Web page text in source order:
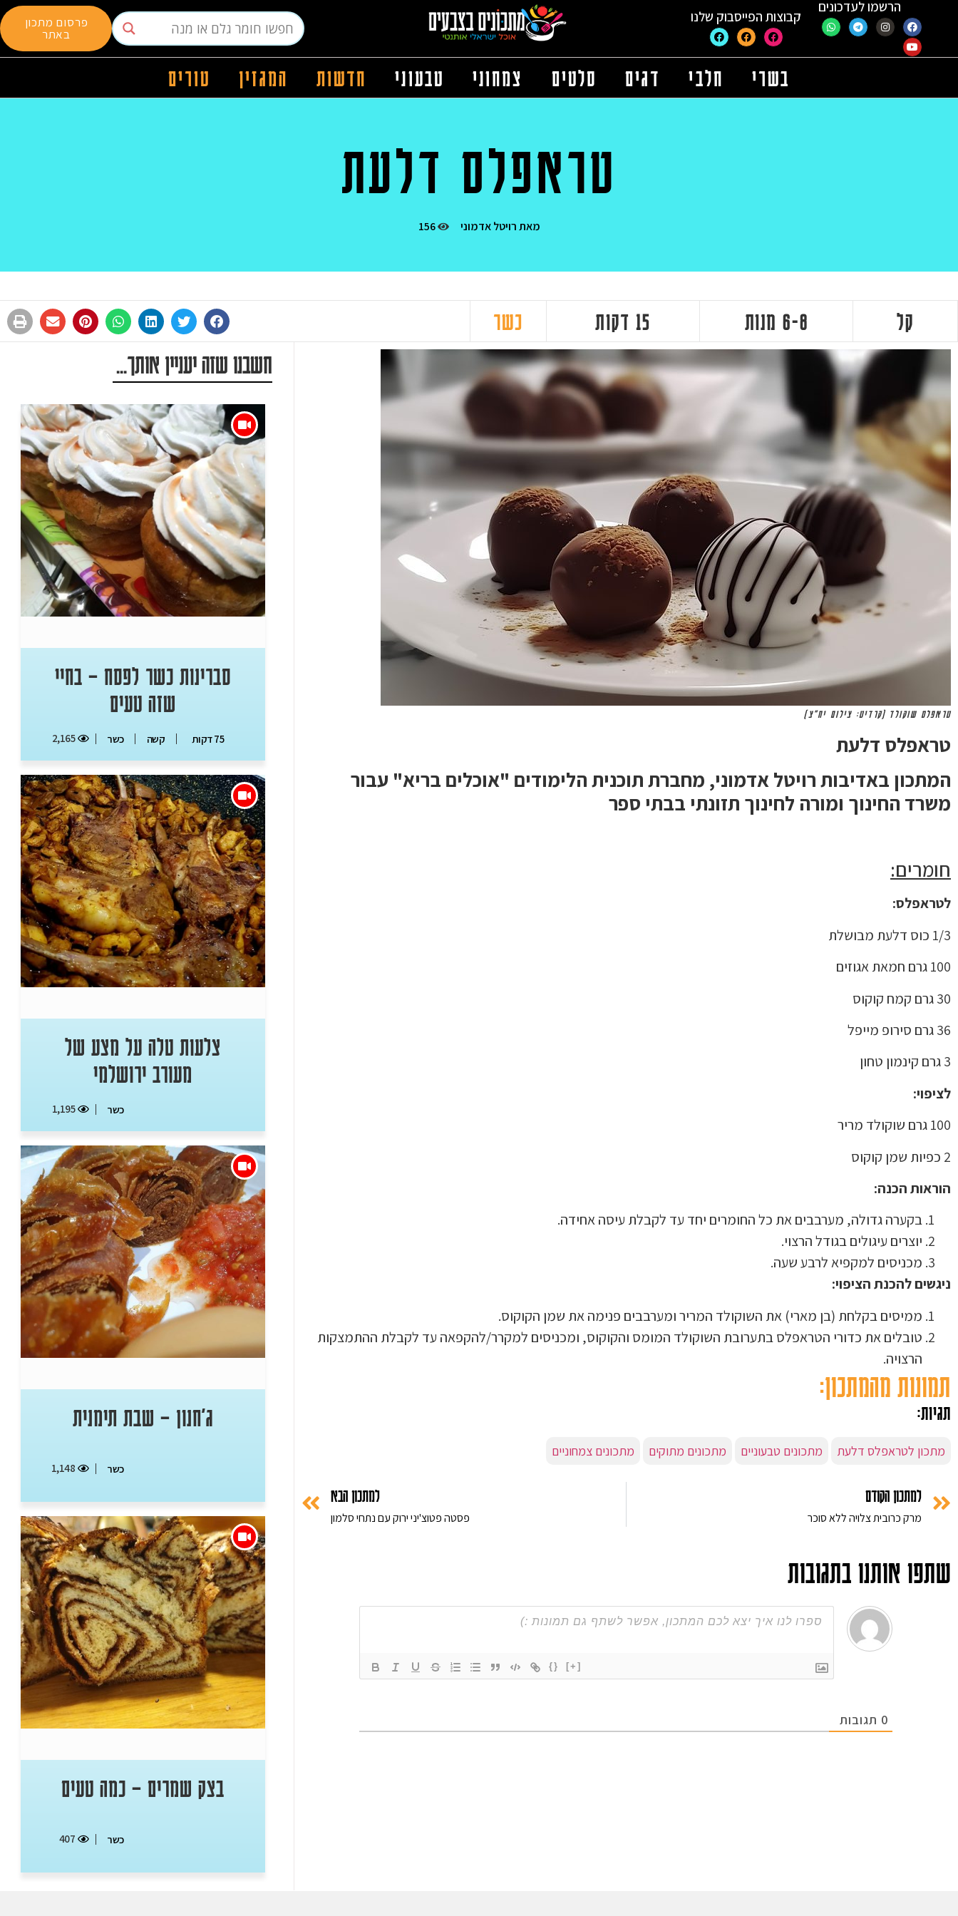
הרשמו לעדכונים
קבוצות הפייסבוק שלנו פרסום מתכון
באתר
בשרי חלבי דגים סלטים צמחוני טבעוני חדשות המגזין טורים
טראפלס דלעת
מאתרויטל אדמוני 156
קל 6-8 מנות 15 דקות כשר
טראפלס שוקולד (קרדיט: צילום יח"צ)
טראפלס דלעת
המתכון באדיבות רויטל אדמוני, מחברת תוכנית הלימודים "אוכלים בריא" עבור
משרד החינוך ומורה לחינוך תזונתי בבתי ספר
חומרים:
לטראפלס:
1/3 כוס דלעת מבושלת
100 גרם חמאת אגוזים
30 גרם קמח קוקוס
36 גרם סירופ מייפל
3 גרם קינמון טחון
לציפוי:
100 גרם שוקולד מריר
2 כפיות שמן קוקוס
הוראות הכנה:
בקערה גדולה, מערבבים את כל החומרים יחד עד לקבלת עיסה אחידה.
יוצרים עיגולים בגודל הרצוי.
מכניסים למקפיא לרבע שעה.
ניגשים להכנת הציפוי:
ממיסים בקלחת (בן מארי) את השוקולד המריר ומערבבים פנימה את שמן הקוקוס.
טובלים את כדורי הטראפלס בתערובת השוקולד המומס והקוקוס, ומכניסים למקרר/להקפאה עד לקבלת ההתמצקות
הרצויה.
תמונות מהמתכון:
תגיות:
מתכון לטראפלס דלעת מתכונים טבעוניים מתכונים מתוקים מתכונים צמחוניים
למתכון הקודם
מרק כרובית צלויה ללא סוכר
למתכון הבא
פסטה פטוצ'יני ירוק עם נתחי סלמון
שתפו אותנו בתגובות
{} [+]
0 תגובות
חשבנו שזה יעניין אותך...
סברינות כשר לפסח – בחיי
שזה טעים
75 דקות קשה כשר 2,165
צלעות טלה על מצע של
מעורב ירושלמי
כשר 1,195
ג'חנון – שבת תימנית
כשר 1,148
בצק שמרים – כמה טעים
כשר 407